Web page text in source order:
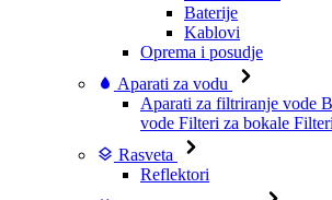
Baterije
Kablovi
Oprema i posudje
Aparati za vodu
Aparati za filtriranje vode
vode Filteri za bokale
Rasveta
Reflektori